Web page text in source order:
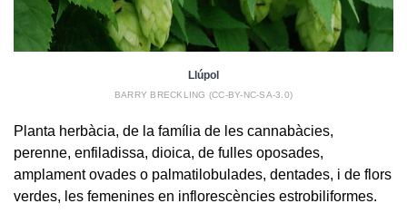
Llúpol
BARRY BRECKLING (CC-BY-NC-SA-3.0)
Planta herbàcia, de la família de les cannabàcies,
perenne, enfiladissa, dioica, de fulles oposades,
amplament ovades o palmatilobulades, dentades, i de flors
verdes, les femenines en inflorescències estrobiliformes.